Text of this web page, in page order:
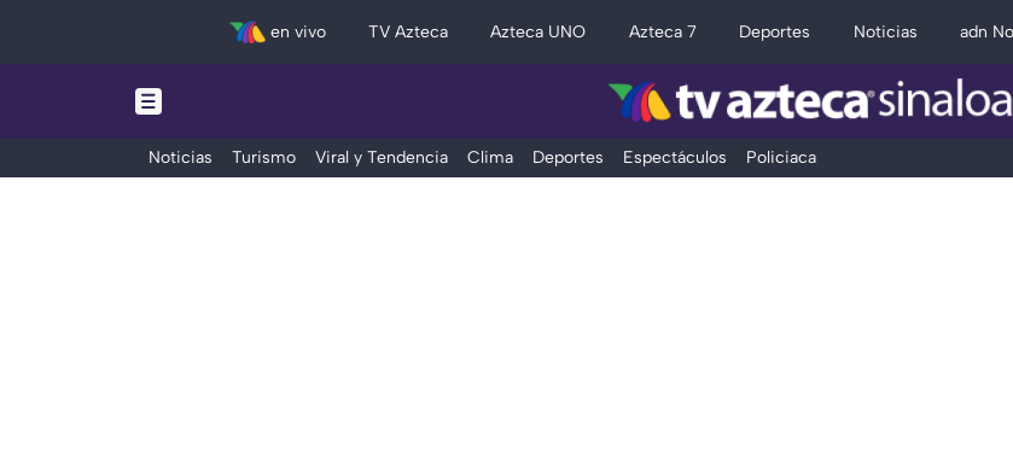
en vivo TV Azteca Azteca UNO Azteca 7 Deportes Noticias adn
Noticias Turismo Viral y Tendencia Clima Deportes Espectáculos Policiaca